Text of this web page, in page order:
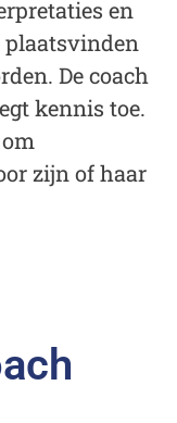
en
De coach
kennis toe.
zijn of haar